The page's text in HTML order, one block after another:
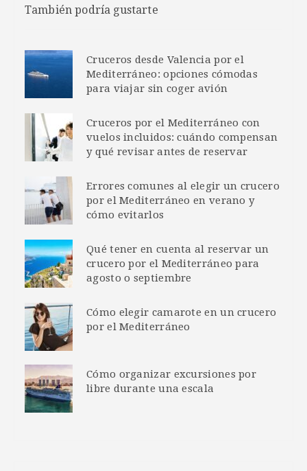
También podría gustarte
Cruceros desde Valencia por el
Mediterráneo: opciones cómodas
para viajar sin coger avión
Cruceros por el Mediterráneo con
vuelos incluidos: cuándo compensan
y qué revisar antes de reservar
Errores comunes al elegir un crucero
por el Mediterráneo en verano y
cómo evitarlos
Qué tener en cuenta al reservar un
crucero por el Mediterráneo para
agosto o septiembre
Cómo elegir camarote en un crucero
por el Mediterráneo
Cómo organizar excursiones por
libre durante una escala